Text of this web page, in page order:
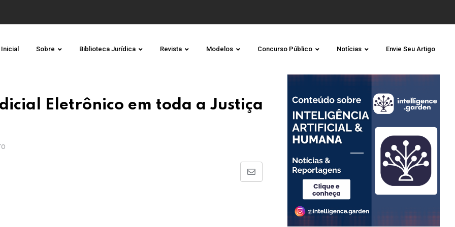
Sobre Biblioteca Jurídica Revista Modelos Concurso Público Notícias Envie Seu Artigo
Eletrônico em toda a Justiça
Share